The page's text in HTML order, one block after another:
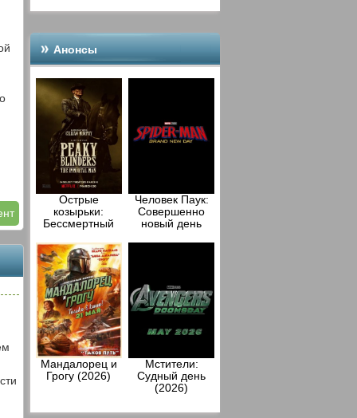
Анонсы
Острые
козырьки:
Бессмертный
Человек Паук:
Совершенно
новый день
Мандалорец и
Грогу (2026)
Мстители:
Судный день
(2026)